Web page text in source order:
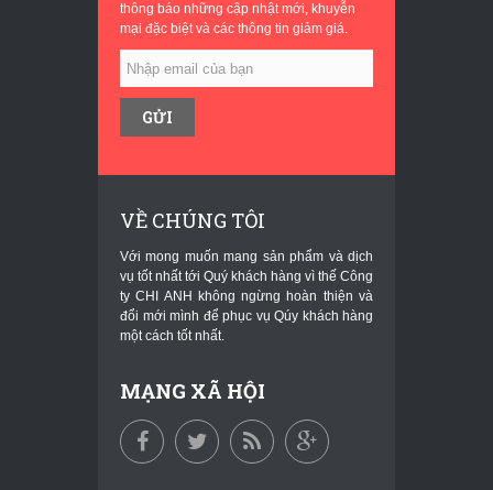
thông báo những cập nhật mới, khuyễn
mại đặc biệt và các thông tin giảm giá.
VỀ CHÚNG TÔI
Với mong muốn mang sản phẩm và dịch
vụ tốt nhất tới Quý khách hàng vì thế Công
ty CHI ANH không ngừng hoàn thiện và
đổi mới mình để phục vụ Qúy khách hàng
một cách tốt nhất.
MẠNG XÃ HỘI